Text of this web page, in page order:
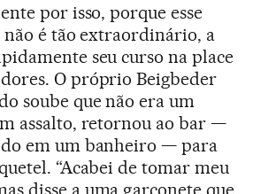
por isso, porque esse
é tão extraordinário, a
seu curso na place
O próprio Beigbeder
soube que não era um
assalto, retornou ao bar —
em um banheiro — para
“Acabei de tomar meu
disse a uma garçonete que